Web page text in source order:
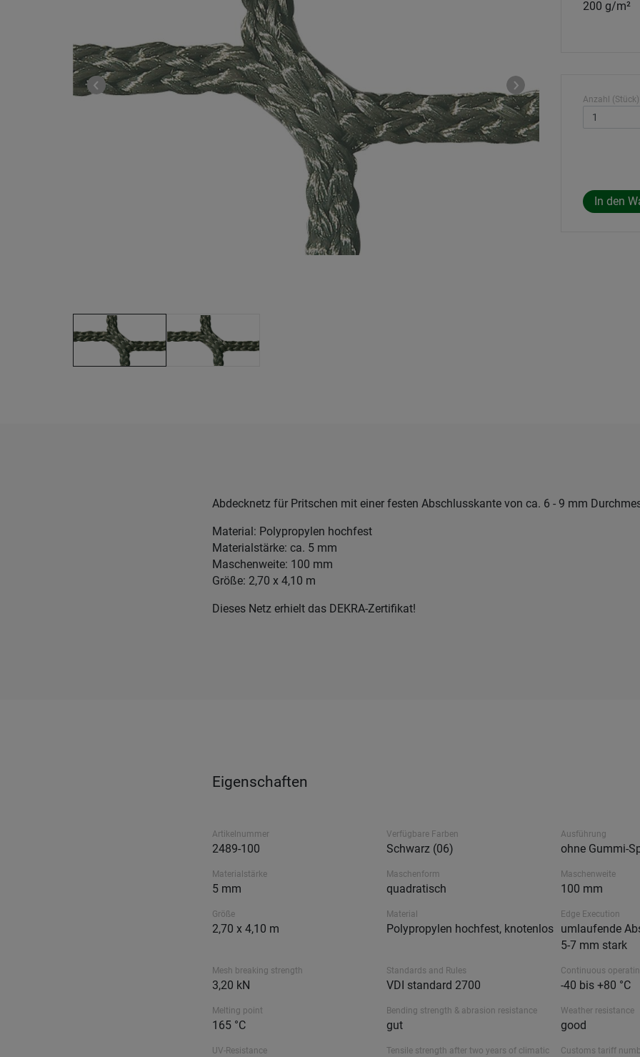
200 g/m²
Anzahl
Abdecknetz für Pritschen mit einer festen Abschlusskante von ca. 6 - 9 mm
Material: Polypropylen hochfest
Materialstärke: ca. 5 mm
Maschenweite: 100 mm
Größe: 2,70 x 4,10 m
Dieses Netz erhielt das DEKRA-Zertifikat!
Eigenschaften
Artikelnummer
2489-100
Verfügbare Farben
Schwarz (06)
Ausführung
ohne Gummi-
Materialstärke
5 mm
Maschenform
quadratisch
Maschenweite
100 mm
Größe
2,70 x 4,10 m
Material
Polypropylen hochfest, knotenlos
Edge Execution
umlaufende
5-7 mm stark
Mesh breaking strength
3,20 kN
Standards and Rules
VDI standard 2700
Continuous
-40 bis +80 °C
Melting point
165 °C
Bending strength & abrasion resistance
gut
Weather resistance
good
UV-Resistance
Tensile strength after two years of climatic
Customs tariff